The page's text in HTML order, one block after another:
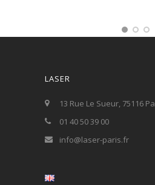
LASER
13 Rue Le Sueur, 75116
01 40 50 39 00
info@laser-paris.fr